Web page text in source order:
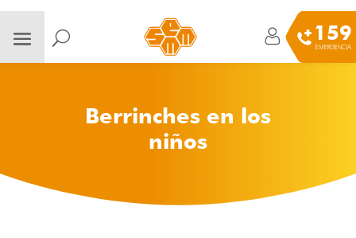
159
EMERGENCIA
Berrinches en los
niños